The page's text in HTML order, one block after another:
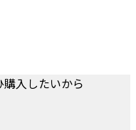
入したいから